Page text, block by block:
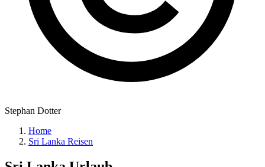
Stephan Dotter
Home
Sri Lanka Reisen